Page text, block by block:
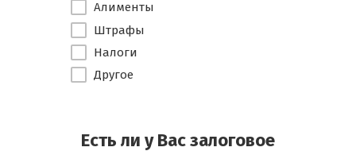
Алименты
Штрафы
Налоги
Другое
Есть ли у Вас залоговое